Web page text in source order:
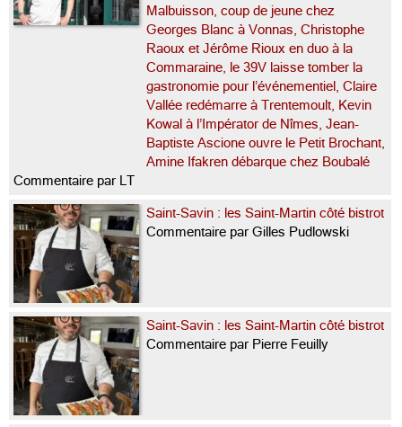
Malbuisson, coup de jeune chez
Georges Blanc à Vonnas, Christophe
Raoux et Jérôme Rioux en duo à la
Commaraine, le 39V laisse tomber la
gastronomie pour l’événementiel, Claire
Vallée redémarre à Trentemoult, Kevin
Kowal à l’Impérator de Nîmes, Jean-
Baptiste Ascione ouvre le Petit Brochant,
Amine Ifakren débarque chez Boubalé
Commentaire par LT
Saint-Savin : les Saint-Martin côté bistrot
Commentaire par Gilles Pudlowski
Saint-Savin : les Saint-Martin côté bistrot
Commentaire par Pierre Feuilly